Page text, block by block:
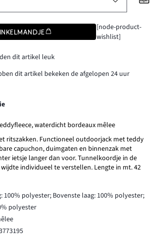
[node-product-
wishlist]
dit artikel leuk
dit artikel bekeken de afgelopen 24 uur
waterdicht bordeaux mêlee
ritszakken. Functioneel outdoorjack met teddy
capuchon, duimgaten en binnenzak met
ietsje langer dan voor. Tunnelkoordje in de
individueel te verstellen. Lengte in mt. 42
100% polyester; Bovenste laag: 100% polyester;
polyester